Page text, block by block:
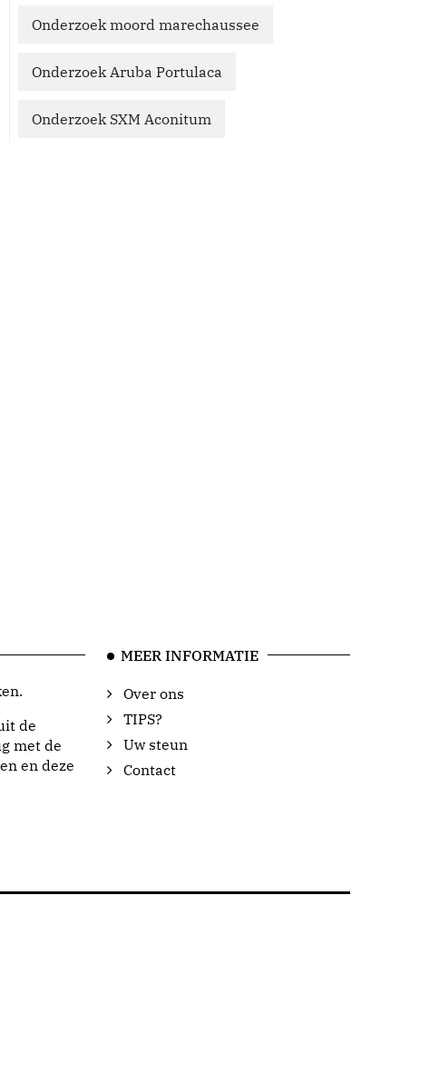
Onderzoek moord marechaussee
Onderzoek Aruba Portulaca
Onderzoek SXM Aconitum
de
met de
en deze
MEER INFORMATIE
Over ons
TIPS?
Uw steun
Contact